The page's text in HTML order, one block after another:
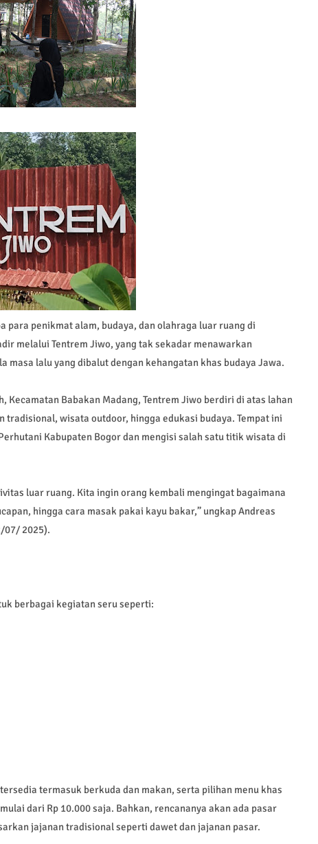
para penikmat alam, budaya, dan olahraga luar ruang di
melalui Tentrem Jiwo, yang tak sekadar menawarkan
lalu yang dibalut dengan kehangatan khas budaya Jawa.
Kecamatan Babakan Madang, Tentrem Jiwo berdiri di atas lahan
wisata outdoor, hingga edukasi budaya. Tempat ini
Kabupaten Bogor dan mengisi salah satu titik wisata di
luar ruang. Kita ingin orang kembali mengingat bagaimana
hingga cara masak pakai kayu bakar,” ungkap Andreas
07/ 2025).
berbagai kegiatan seru seperti:
termasuk berkuda dan makan, serta pilihan menu khas
dari Rp 10.000 saja. Bahkan, rencananya akan ada pasar
jajanan tradisional seperti dawet dan jajanan pasar.